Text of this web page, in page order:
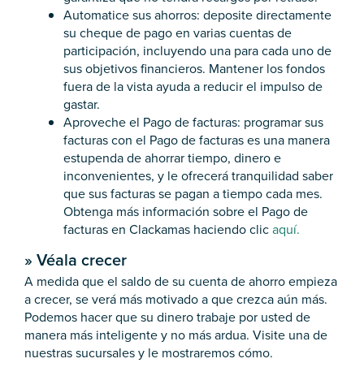
Automatice sus ahorros: deposite directamente
su cheque de pago en varias cuentas de
participación, incluyendo una para cada uno de
sus objetivos financieros. Mantener los fondos
fuera de la vista ayuda a reducir el impulso de
gastar.
Aproveche el Pago de facturas: programar sus
facturas con el Pago de facturas es una manera
estupenda de ahorrar tiempo, dinero e
inconvenientes, y le ofrecerá tranquilidad saber
que sus facturas se pagan a tiempo cada mes.
Obtenga más información sobre el Pago de
facturas en Clackamas haciendo clicaquí.
» Véala crecer
A medida que el saldo de su cuenta de ahorro empieza
a crecer, se verá más motivado a que crezca aún más.
Podemos hacer que su dinero trabaje por usted de
manera más inteligente y no más ardua. Visite una de
nuestras sucursales y le mostraremos cómo.